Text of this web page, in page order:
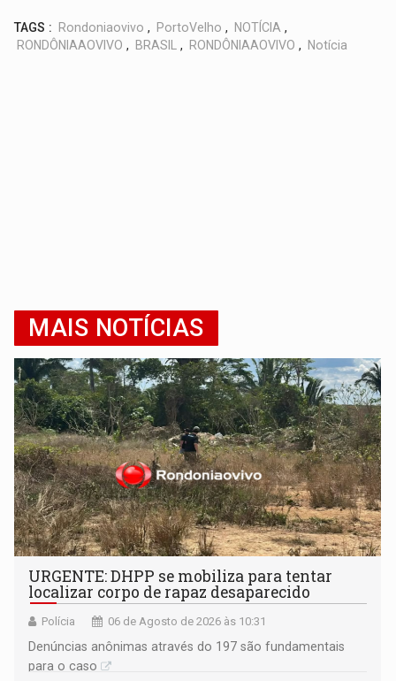
TAGS : Rondoniaovivo , PortoVelho , NOTÍCIA ,
RONDÔNIAAOVIVO , BRASIL , RONDÔNIAAOVIVO , Notícia
MAIS NOTÍCIAS
URGENTE: DHPP se mobiliza para tentar
localizar corpo de rapaz desaparecido
Polícia 06 de Agosto de 2026 às 10:31
Denúncias anônimas através do 197 são fundamentais
para o caso